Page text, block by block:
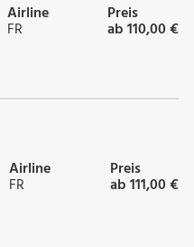
Airline
FR
Preis
ab 110,00 €
Airline
FR
Preis
ab 111,00 €